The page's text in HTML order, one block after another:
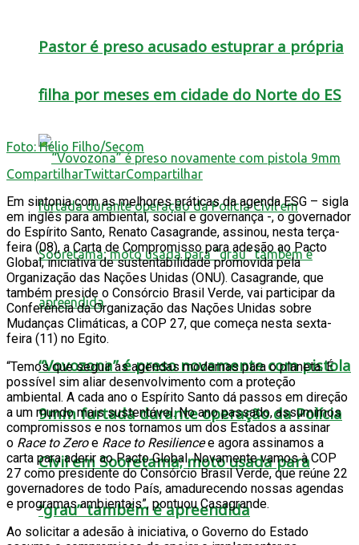
Pastor é preso acusado estuprar a própria
filha por meses em cidade do Norte do ES
“Vovozona” é preso novamente com pistola
9mm furtada durante operação da Polícia
Civil em Sooretama; moto usada para
“grau” também é apreendida
Foto: Hélio Filho/Secom
CompartilharTwittarCompartilhar
Em sintonia com as melhores práticas da agenda ESG – sigla
em inglês para ambiental, social e governança -, o governador
do Espírito Santo, Renato Casagrande, assinou, nesta terça-
feira (08), a Carta de Compromisso para adesão ao Pacto
Global, iniciativa de sustentabilidade promovida pela
Organização das Nações Unidas (ONU). Casagrande, que
também preside o Consórcio Brasil Verde, vai participar da
Conferência da Organização das Nações Unidas sobre
Mudanças Climáticas, a COP 27, que começa nesta sexta-
feira (11) no Egito.
“Temos que seguir as agendas modernas para o planeta. É
possível sim aliar desenvolvimento com a proteção
ambiental. A cada ano o Espírito Santo dá passos em direção
a um mundo mais sustentável. No ano passado, assumimos
compromissos e nos tornamos um dos Estados a assinar
o Race to Zeroe Race to Resiliencee agora assinamos a
carta para aderir ao Pacto Global. Novamente vamos à COP
27 como presidente do Consórcio Brasil Verde, que reúne 22
governadores de todo País, amadurecendo nossas agendas
e programas ambientais”, pontuou Casagrande.
Ao solicitar a adesão à iniciativa, o Governo do Estado